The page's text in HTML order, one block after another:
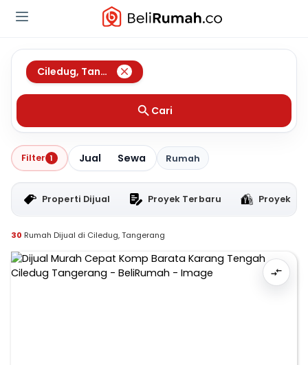
Ciledug, Tangerang
Cari
Filter 1 Jual Sewa Rumah
Properti Dijual Proyek Terbaru Proyek
30 Rumah Dijual di Ciledug, Tangerang